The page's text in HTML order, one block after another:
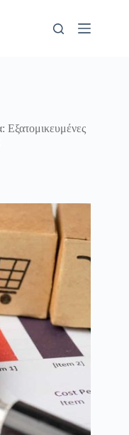
Εξατομικευμένες